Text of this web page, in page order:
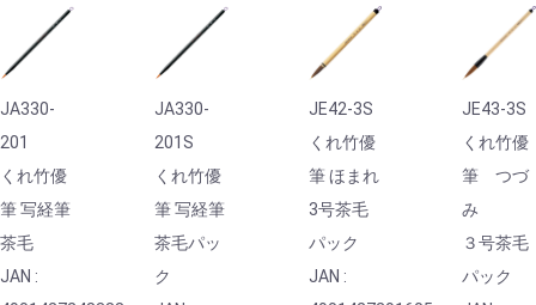
JA330-
201
くれ竹優
筆 写経筆
茶毛
JAN :
JA330-
201S
くれ竹優
筆 写経筆
茶毛パッ
ク
JE42-3S
くれ竹優
筆 ほまれ
3号茶毛
パック
JAN :
JE43-3S
くれ竹優
筆 つづ
み
３号茶毛
パック